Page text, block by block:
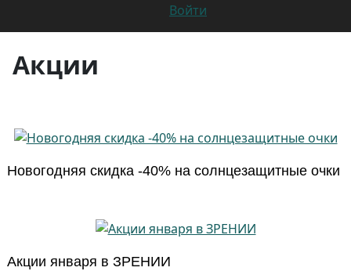
Войти
Акции
Новогодняя скидка -40% на солнцезащитные очки
Акции января в ЗРЕНИИ